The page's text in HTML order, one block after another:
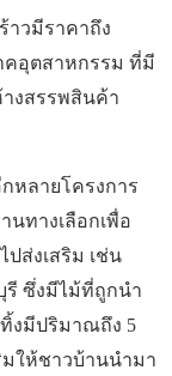
าวมีราคาถึง
คอุตสาหกรรม ที่มี
งสรรพสินค้า
หลายโครงการ
นทางเลือกเพื่อ
ปส่งเสริม เช่น
รี ซึ่งมีไม้ที่ถูกนำ
ทิ้งมีปริมาณถึง 5
มให้ชาวบ้านนำมา